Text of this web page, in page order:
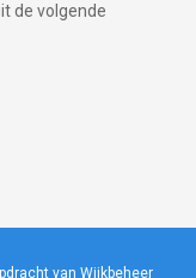
de volgende
van Wijkbeheer